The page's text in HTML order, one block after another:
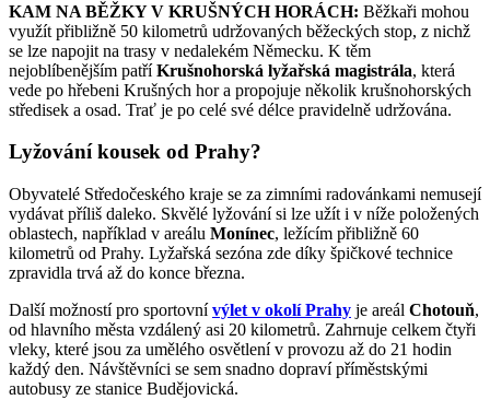
KAM NA BĚŽKY V KRUŠNÝCH HORÁCH: Běžkaři mohou
využít přibližně 50 kilometrů udržovaných běžeckých stop, z nichž
se lze napojit na trasy v nedalekém Německu. K těm
nejoblíbenějším patříKrušnohorská lyžařská magistrála, která
vede po hřebeni Krušných hor a propojuje několik krušnohorských
středisek a osad. Trať je po celé své délce pravidelně udržována.
Lyžování kousek od Prahy?
Obyvatelé Středočeského kraje se za zimními radovánkami nemusejí
vydávat příliš daleko. Skvělé lyžování si lze užít i v níže položených
oblastech, například v areálu Monínec, ležícím přibližně 60
kilometrů od Prahy. Lyžařská sezóna zde díky špičkové technice
zpravidla trvá až do konce března.
Další možností pro sportovnívýlet v okolí Prahy je areál Chotouň,
od hlavního města vzdálený asi 20 kilometrů. Zahrnuje celkem čtyři
vleky, které jsou za umělého osvětlení v provozu až do 21 hodin
každý den. Návštěvníci se sem snadno dopraví příměstskými
autobusy ze stanice Budějovická.